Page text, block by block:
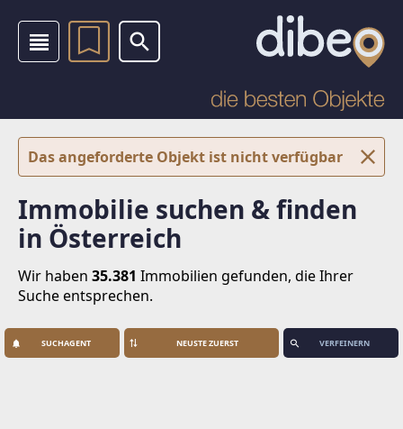
Das angeforderte Objekt ist nicht verfügbar
Immobilie suchen & finden
in Österreich
Wir haben 35.381 Immobilien gefunden, die Ihrer
Suche entsprechen.
SUCHAGENT VERFEINERN